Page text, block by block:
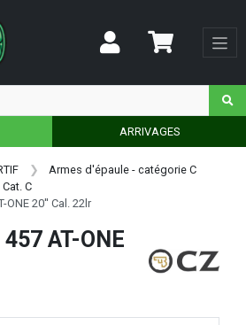
ARRIVAGES
Armes d'épaule - catégorie C
C
ONE 20'' Cal. 22lr
AT-ONE